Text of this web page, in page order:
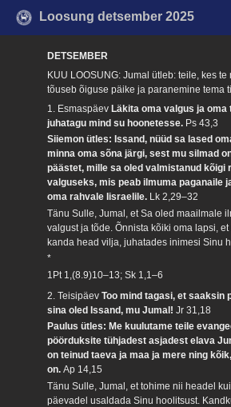
Loosung detsember 2025
DETSEMBER
KUU LOOSUNG: Jumal ütleb: teile, kes
tõuseb õiguse päike ja paranemine tema
1. Esmaspäev Läkita oma valgus ja oma
juhatagu mind su hoonetesse. Ps 43,3
Siiemon ütles: Issand, nüüd sa lased
minna oma sõna järgi, sest mu silmad
päästet, mille sa oled valmistanud kõigi
valguseks, mis peab ilmuma paganaile
oma rahvale Iisraelile. Lk 2,29–32
Tänu Sulle, Jumal, et Sa oled maailmale
valgust ja tõde. Õnnista kõiki oma lapsi, et
kanda head vilja, juhatades inimesi Sinu
*
1Pt 1,(8.9)10–13; Sk 1,1–6
2. TeisipäevToo mind tagasi, et saaksin
sina oled Issand, mu Jumal!Jr 31,18
Paulus ütles: Me kuulutame teile
pöörduksite tühjadest asjadest elava
on teinud taeva ja maa ja mere ning
on.Ap 14,15
Tänu Sulle, Jumal, et tohime nii headel
päevadel usaldada Sinu hoolitsust.